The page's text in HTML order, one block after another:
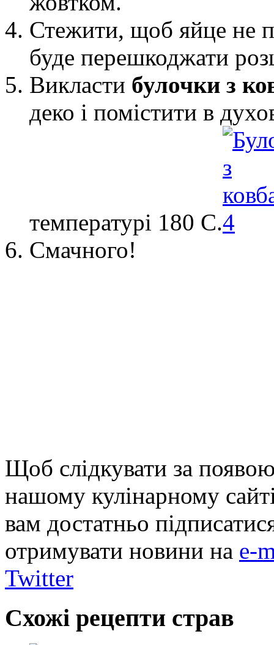
Стежити, щоб яйце не
буде перешкоджати
Викласти булочки з
деко і помістити в
температурі 180 С.
Смачного!
Щоб слідкувати за
нашому кулінарному
вам достатньо
отримувати новини на e-
Twitter
Схожі рецепти страв